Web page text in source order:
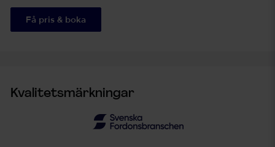
Få pris & boka
Kvalitetsmärkningar